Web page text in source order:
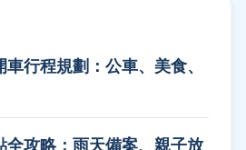
行程規劃：公車、美食、
全攻略：雨天備案、親子放